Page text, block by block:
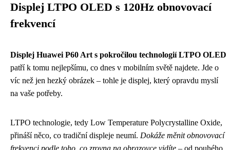
Displej LTPO OLED s 120Hz obnovovací
frekvencí
Displej Huawei P60 Art s pokročilou technologií LTPO OLED
patří k tomu nejlepšímu, co dnes v mobilním světě najdete. Jde o
víc než jen hezký obrázek – tohle je displej, který opravdu myslí
na vaše potřeby.
LTPO technologie, tedy Low Temperature Polycrystalline Oxide,
přináší něco, co tradiční displeje neumí. Dokáže měnit obnovovací
frekvenci podle toho, co zrovna na obrazovce vidíte – od pouhého